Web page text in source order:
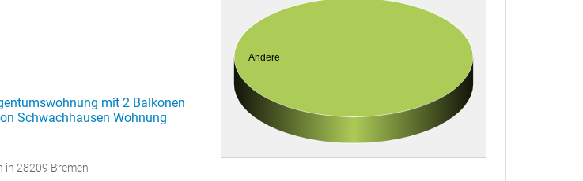
mit 2 Balkonen
Schwachhausen Wohnung
in 28209 Bremen
Andere